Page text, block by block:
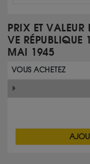
PRIX ET
VE
MAI 1945
VOUS ACHETEZ